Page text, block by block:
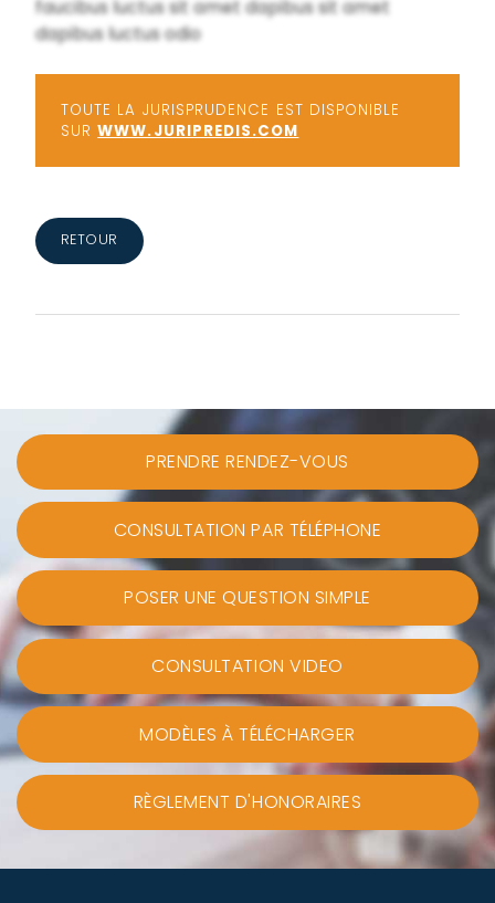
faucibus luctus sit amet dapibus sit amet
dapibus luctus odio
TOUTE LA JURISPRUDENCE EST DISPONIBLE
SURWWW.JURIPREDIS.COM
RETOUR
PRENDRE RENDEZ-VOUS
CONSULTATION PAR TÉLÉPHONE
POSER UNE QUESTION SIMPLE
CONSULTATION VIDEO
MODÈLES À TÉLÉCHARGER
RÈGLEMENT D'HONORAIRES